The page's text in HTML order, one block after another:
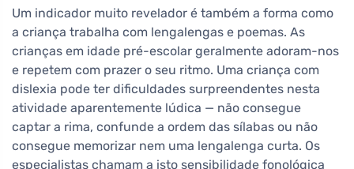
Um indicador muito revelador é também a forma como
a criança trabalha com lengalengas e poemas. As
crianças em idade pré-escolar geralmente adoram-nos
e repetem com prazer o seu ritmo. Uma criança com
dislexia pode ter dificuldades surpreendentes nesta
atividade aparentemente lúdica — não consegue
captar a rima, confunde a ordem das sílabas ou não
consegue memorizar nem uma lengalenga curta. Os
especialistas chamam a isto sensibilidade fonológica